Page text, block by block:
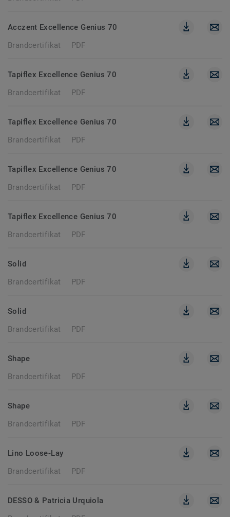
Acczent Excellence Genius 70
Brandcertifikat
PDF
Tapiflex Excellence Genius 70
Brandcertifikat
PDF
Tapiflex Excellence Genius 70
Brandcertifikat
PDF
Tapiflex Excellence Genius 70
Brandcertifikat
PDF
Tapiflex Excellence Genius 70
Brandcertifikat
PDF
Solid
Brandcertifikat
PDF
Solid
Brandcertifikat
PDF
Shape
Brandcertifikat
PDF
Shape
Brandcertifikat
PDF
Lino Loose-Lay
Brandcertifikat
PDF
DESSO & Patricia Urquiola